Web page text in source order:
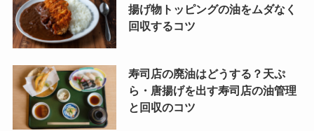
揚げ物トッピングの油をムダなく
回収するコツ
寿司店の廃油はどうする？天ぷ
ら・唐揚げを出す寿司店の油管理
と回収のコツ